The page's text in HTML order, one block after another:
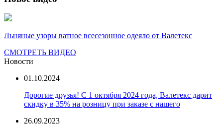
Льняные узоры ватное всесезонное одеяло от Валетекс
СМОТРЕТЬ ВИДЕО
Новости
01.10.2024
Дорогие друзья! С 1 октября 2024 года, Валетекс дарит
скидку в 35% на розницу при заказе с нашего
26.09.2023